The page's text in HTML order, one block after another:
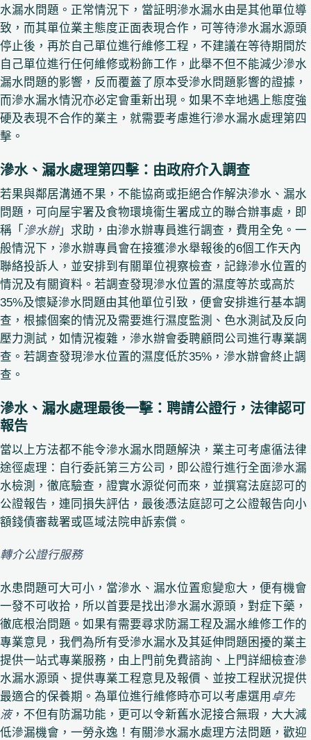
水漏水問題。正常情況下，當証明滲水漏水由是其他單位導
致，而其單位業主態度正面表現合作，可等待滲水漏水源頭
停止後，再於自己單位進行維修工程，不建議在等待期間於
自己單位進行任何維修或粉飾工作，此舉不但不能減少滲水
漏水問題的影響，反而覆蓋了原本受滲水問題影響的證據，
而滲水漏水情況亦必定會重新出現。如果不幸地遇上態度強
硬及表現不合作的業主，就需要考慮進行滲水漏水處理第四
擊。
滲水、漏水處理第四擊：由政府介入調查
若果與鄰居溝通不果，不能協商或拒絕合作解決滲水、漏水
問題，可向屋宇署及食物環境衞生署成立的聯合辦事處，即
稱「 滲水辦」求助，由滲水辦專員進行調查，費用全免。一
般情況下，滲水辦專員會在接獲滲水舉報後的6個工作天內
聯絡投訴人，並安排到有關單位視察檢查，記錄滲水位置的
情況及有關資料。若調查發現滲水位置的濕度等於或高於
35%及懷疑滲水問題由其他單位引致，便會安排進行基本調
查，根據個案的情況及需要進行濕度監測、色水測試及反向
壓力測試，如情況複雜，滲水辦會委聘顧問公司進行專業調
查。若調查發現滲水位置的濕度低於35%，滲水辦會終止調
查。
滲水、漏水處理最後一擊：聘請公證行，法律認可
報告
當以上方法都不能令滲水漏水問題解決，業主可考慮循法律
途徑處理：自行委託第三方公司，即公證行進行全面滲水漏
水檢測，徹底驗查，證實水源從何而來，並撰寫法庭認可的
公證報告，連同損失評估，最後憑法庭認可之公證報告向小
額錢債審裁署或區域法院申訴索償。
轉介公證行服務
水患問題可大可小，當滲水、漏水位置愈變愈大，便有機會
一發不可收拾，所以首要是找出滲水漏水源頭，對症下藥，
徹底根治問題。如果有需要尋求防漏工程及漏水維修工作的
專業意見，我們為所有受滲水漏水及其延伸問題困擾的業主
提供一站式專業服務，由上門前免費諮詢、上門詳細檢查滲
水漏水源頭、提供專業工程意見及報價、並按工程狀況提供
最適合的保養期。為單位進行維修時亦可以考慮選用 卓先
液，不但有防漏功能，更可以令新舊水泥接合無瑕，大大減
低滲漏機會，一勞永逸！有關滲水漏水處理方法問題，歡迎